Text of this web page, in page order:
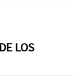
LOS